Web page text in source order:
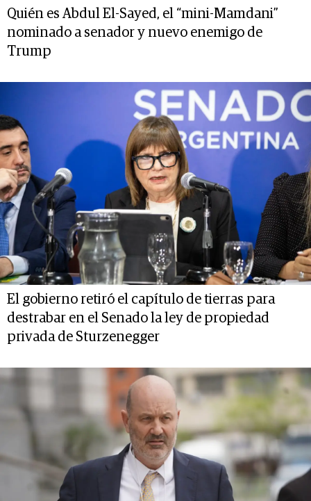
Quién es Abdul El-Sayed, el “mini-Mamdani”
nominado a senador y nuevo enemigo de
Trump
El gobierno retiró el capítulo de tierras para
destrabar en el Senado la ley de propiedad
privada de Sturzenegger